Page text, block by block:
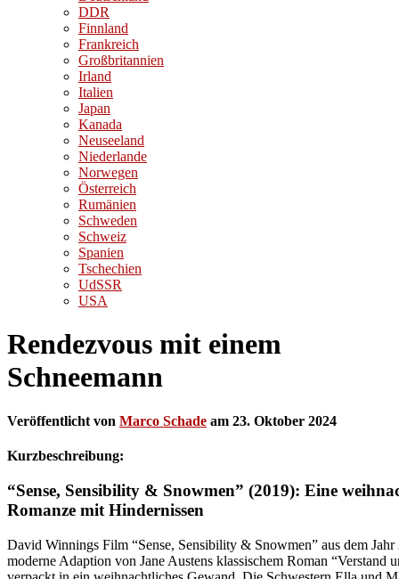
DDR
Finnland
Frankreich
Großbritannien
Irland
Italien
Japan
Kanada
Neuseeland
Niederlande
Norwegen
Österreich
Rumänien
Schweden
Schweiz
Spanien
Tschechien
UdSSR
USA
Rendezvous mit einem
Schneemann
Veröffentlicht von Marco Schade am 23. Oktober 2024
Kurzbeschreibung:
“Sense, Sensibility & Snowmen” (2019): Eine
Romanze mit Hindernissen
David Winnings Film “Sense, Sensibility & Snowmen” aus dem Jahr
moderne Adaption von Jane Austens klassischem Roman “Verstand